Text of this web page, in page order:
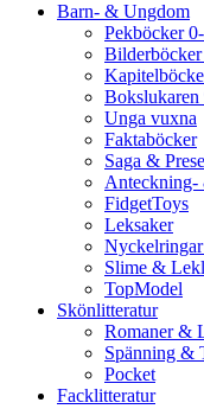
Barn- & Ungdom
Pekböcker
Bokslukaren
Unga vuxna
Faktaböcker
Saga &
Anteckning-
FidgetToys
Leksaker
Slime &
TopModel
Skönlitteratur
Romaner &
Spänning &
Pocket
Facklitteratur